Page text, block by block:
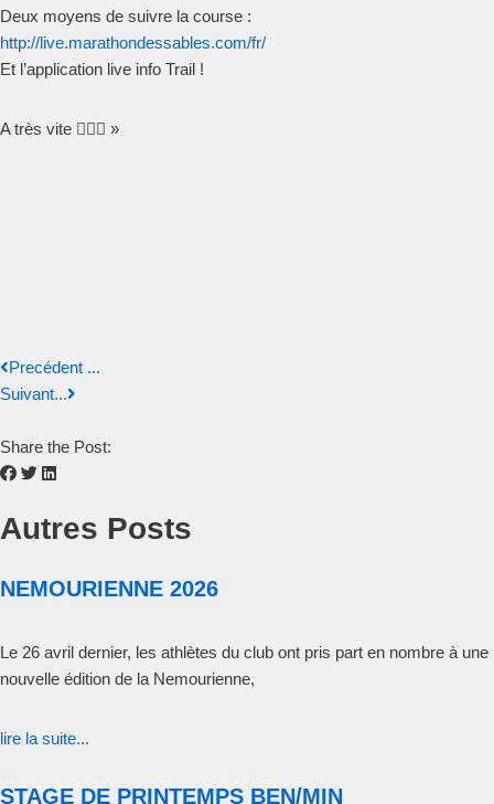
Deux moyens de suivre la course :
http://live.marathondessables.com/fr/
Et l’application live info Trail !
A très vite 🏃🏻‍♂️ »
Precédent ...
Suivant...
Share the Post:
Autres Posts
NEMOURIENNE 2026
Le 26 avril dernier, les athlètes du club ont pris part en nombre à une
nouvelle édition de la Nemourienne,
lire la suite...
STAGE DE PRINTEMPS BEN/MIN